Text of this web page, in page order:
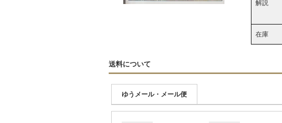
解説
在庫
送料について
ゆうメール・メール便